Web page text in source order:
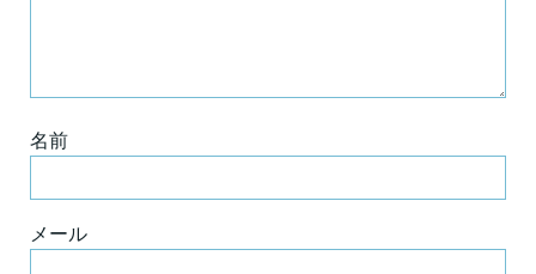
名前
メール